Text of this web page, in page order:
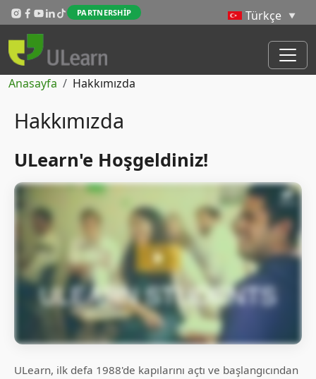
Skip to main content
PARTNERSHIP
Sayfa yolu
Anasayfa Hakkımızda
Hakkımızda
ULearn'e Hoşgeldiniz!
ULearn, ilk defa 1988'de kapılarını açtı ve başlangıcından